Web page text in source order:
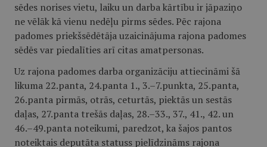
sēdes norises vietu, laiku un darba kārtību ir jāpaziņo
ne vēlāk kā vienu nedēļu pirms sēdes. Pēc rajona
padomes priekšsēdētāja uzaicinājuma rajona padomes
sēdēs var piedalīties arī citas amatpersonas.
Uz rajona padomes darba organizāciju attiecināmi šā
likuma 22.panta, 24.panta 1., 3.–7.punkta, 25.panta,
26.panta pirmās, otrās, ceturtās, piektās un sestās
daļas, 27.panta trešās daļas, 28.–33., 37., 41., 42. un
46.–49.panta noteikumi, paredzot, ka šajos pantos
noteiktais deputāta statuss pielīdzināms rajona